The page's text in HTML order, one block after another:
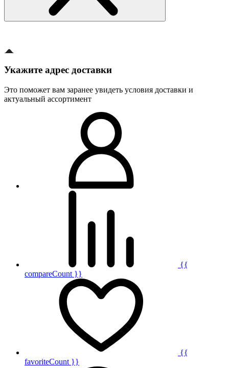
Укажите адрес доставки
Это поможет вам заранее увидеть условия доставки и
актуальный ассортимент
{{
compareCount }}
{{
favoriteCount }}